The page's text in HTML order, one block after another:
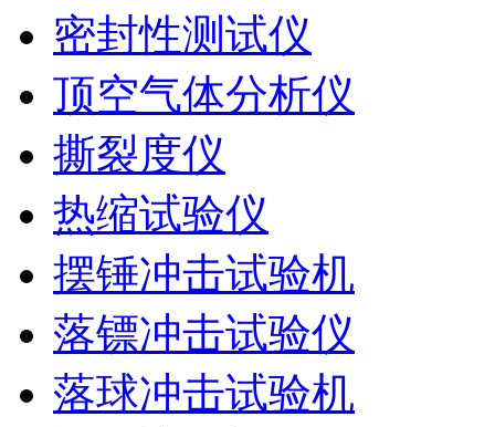
密封性测试仪
顶空气体分析仪
撕裂度仪
热缩试验仪
摆锤冲击试验机
落镖冲击试验仪
落球冲击试验机